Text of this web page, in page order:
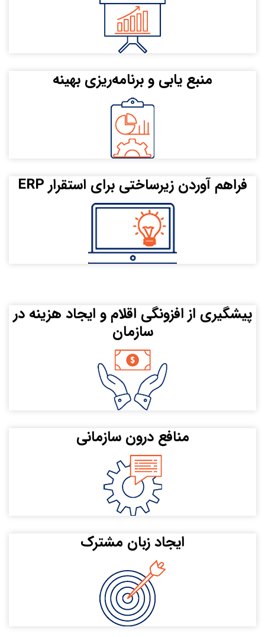
منبع یابی و برنامه‌ریزی بهینه
فراهم آوردن زیرساختی برای استقرار ERP
پیشگیری از افزونگی اقلام و ایجاد هزینه‌ در
سازمان
منافع درون سازمانی
ایجاد زبان مشترک